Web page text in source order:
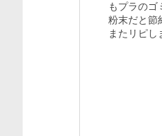
もプラのゴ
粉末だと節
またリピし